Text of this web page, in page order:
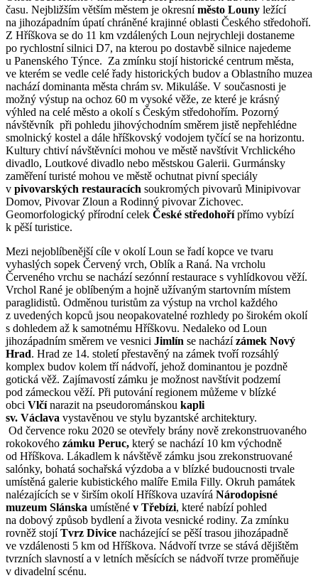
času. Nejbližším větším městem je okresníměsto Louny ležící
na jihozápadním úpatí chráněné krajinné oblasti Českého středohoří.
Z Hříškova se do 11 km vzdálených Loun nejrychleji dostaneme
po rychlostní silnici D7, na kterou po dostavbě silnice najedeme
u Panenského Týnce. Za zmínku stojí historické centrum města,
ve kterém se vedle celé řady historických budov a Oblastního muzea
nachází dominanta města chrám sv. Mikuláše. V současnosti je
možný výstup na ochoz 60 m vysoké věže, ze které je krásný
výhled na celé město a okolí s Českým středohořím. Pozorný
návštěvník při pohledu jihovýchodním směrem jistě nepřehlédne
smolnický kostel a dále hříškovský vodojem tyčící se na horizontu.
Kultury chtiví návštěvníci mohou ve městě navštívit Vrchlického
divadlo, Loutkové divadlo nebo městskou Galerii. Gurmánsky
zaměření turisté mohou ve městě ochutnat pivní speciály
v pivovarských restauracích soukromých pivovarů Minipivovar
Domov, Pivovar Zloun a Rodinný pivovar Zichovec.
Geomorfologický přírodní celek České středohořípřímo vybízí
k pěší turistice.
Mezi nejoblíbenější cíle v okolí Loun se řadí kopce ve tvaru
vyhaslých sopek Červený vrch, Oblík a Raná. Na vrcholu
Červeného vrchu se nachází sezónní restaurace s vyhlídkovou věží.
Vrchol Rané je oblíbeným a hojně užívaným startovním místem
paraglidistů. Odměnou turistům za výstup na vrchol každého
z uvedených kopců jsou neopakovatelné rozhledy po širokém okolí
s dohledem až k samotnému Hříškovu. Nedaleko od Loun
jihozápadním směrem ve vesnici Jimlín se nacházízámek Nový
Hrad. Hrad ze 14. století přestavěný na zámek tvoří rozsáhlý
komplex budov kolem tří nádvoří, jehož dominantou je pozdně
gotická věž. Zajímavostí zámku je možnost navštívit podzemí
pod zámeckou věží. Při putování regionem můžeme v blízké
obci Vlčínarazit na pseudorománskou kapli
sv. Václava vystavěnou ve stylu byzantské architektury.
Od července roku 2020 se otevřely brány nově zrekonstruovaného
rokokového zámku Peruc, který se nachází 10 km východně
od Hříškova. Lákadlem k návštěvě zámku jsou zrekonstruované
salónky, bohatá sochařská výzdoba a v blízké budoucnosti trvale
umístěná galerie kubistického malíře Emila Filly. Okruh památek
nalézajících se v širším okolí Hříškova uzavírá Národopisné
muzeum Slánska umístěné v Třebízi, které nabízí pohled
na dobový způsob bydlení a života vesnické rodiny. Za zmínku
rovněž stojíTvrz Divice nacházející se pěší trasou jihozápadně
ve vzdálenosti 5 km od Hříškova. Nádvoří tvrze se stává dějištěm
tvrzních slavností a v letních měsících se nádvoří tvrze proměňuje
v divadelní scénu.